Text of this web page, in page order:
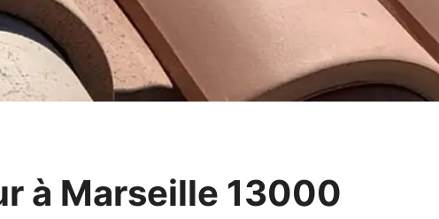
à Marseille 13000